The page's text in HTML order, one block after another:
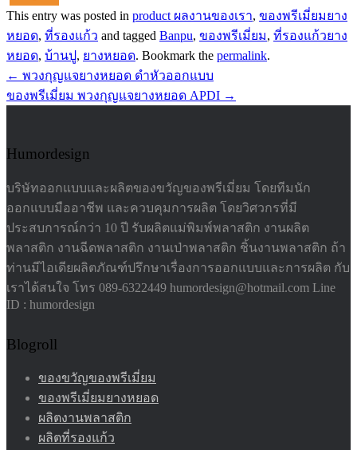
This entry was posted in product ผลงานของเรา, ของพรีเมี่ยมยาง
หยอด, ที่รองแก้ว and tagged Banpu, ของพรีเมี่ยม, ที่รองแก้วยาง
หยอด, บ้านปู, ยางหยอด. Bookmark the permalink.
Post
navigation
← พวงกุญแจยางหยอด ดำหัวออกแบบ
ของพรีเมี่ยม พวงกุญแจยางหยอด APDI →
Humordesign
บริษัทออกแบบและผลิตของขวัญของพรีเมี่ยม โดยทีมนัก
ออกแบบมืออาชีพ และควบคุมการผลิต โดยวิศวกรที่มี
ประสบการณ์กว่า 10 ปี รับผลิตแม่พิมพ์พลาสติก งานผลิต
พลาสติก งานฉีดพลาสติก งานเป่าพลาสติก ชิ้นงานพลาสติก ถ้า
ท่านมีไอเดียผลิตภัณฑ์ปรึกษาเรื่องการออกแบบและการผลิต กับ
เราได้สนใจ โทร 089-6322449 humordesign@hotmail.com Line
ID : humordesign
Blogroll
ของขวัญของพรีเมี่ยม
ของพรีเมี่ยมยางหยอด
ผลิตงานพลาสติก
ผลิตที่รองแก้ว